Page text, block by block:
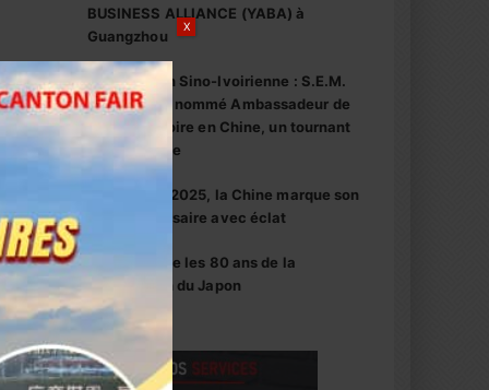
BUSINESS ALLIANCE (YABA) à
Guangzhou
Coopération Sino-Ivoirienne : S.E.M.
Abou Dosso nommé Ambassadeur de
la Côte d’Ivoire en Chine, un tournant
diplomatique
1er octobre 2025, la Chine marque son
76e anniversaire avec éclat
La Chine fête les 80 ans de la
capitulation du Japon
X